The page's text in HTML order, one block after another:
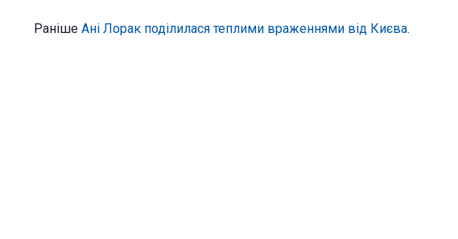
Раніше Ані Лорак поділилася теплими враженнями від Києва.